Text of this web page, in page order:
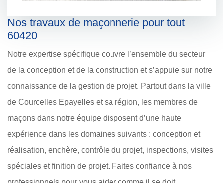
Nos travaux de maçonnerie pour tout
60420
Notre expertise spécifique couvre l’ensemble du secteur
de la conception et de la construction et s’appuie sur notre
connaissance de la gestion de projet. Partout dans la ville
de Courcelles Epayelles et sa région, les membres de
maçons dans notre équipe disposent d’une haute
expérience dans les domaines suivants : conception et
réalisation, enchère, contrôle du projet, inspections, visites
spéciales et finition de projet. Faites confiance à nos